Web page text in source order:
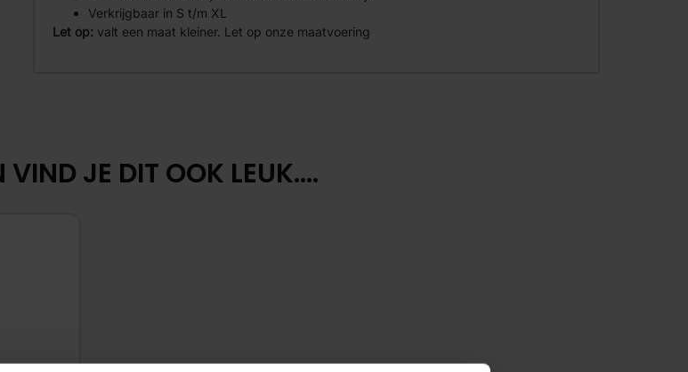
Verkrijgbaar in S t/m XL
Let op: valt een maat kleiner. Let op onze maatvoering
JE DIT OOK LEUK....